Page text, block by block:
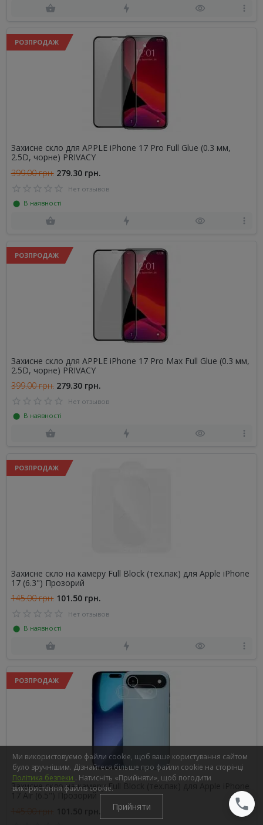
РОЗПРОДАЖ
Захисне скло для APPLE iPhone 17 Pro Full Glue (0.3 мм,
2.5D, чорне) PRIVACY
399.00 грн. 279.30 грн.
Нет отзывов
⬤ В наявності
РОЗПРОДАЖ
Захисне скло для APPLE iPhone 17 Pro Max Full Glue (0.3 мм,
2.5D, чорне) PRIVACY
399.00 грн. 279.30 грн.
Нет отзывов
⬤ В наявності
РОЗПРОДАЖ
Захисне скло на камеру Full Block (тех.пак) для Apple iPhone
17 (6.3") Прозорий
145.00 грн. 101.50 грн.
Нет отзывов
⬤ В наявності
РОЗПРОДАЖ
Захисне скло на камеру Full Block (тех.пак) для Apple iPhone
17 Air (6.5") Прозорий
145.00 грн.
Ми використовуємо файли cookie, щоб ваше користування сайтом
було зручнішим. Дізнайтеся більше про файли cookie на сторінці
Політика безпеки . Натисніть «Прийняти», щоб погодити
використання файлів cookie.
Прийняти